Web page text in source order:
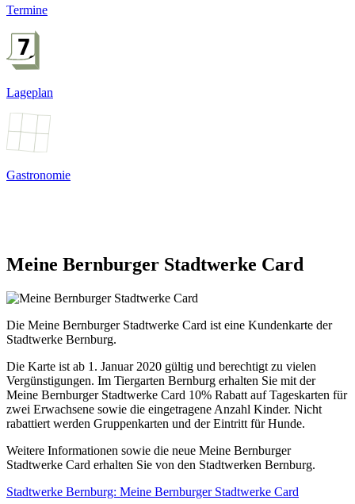
Termine
Lageplan
Gastronomie
Meine Bernburger Stadtwerke Card
Die Meine Bernburger Stadtwerke Card ist eine Kundenkarte der
Stadtwerke Bernburg.
Die Karte ist ab 1. Januar 2020 gültig und berechtigt zu vielen
Vergünstigungen. Im Tiergarten Bernburg erhalten Sie mit der
Meine Bernburger Stadtwerke Card 10% Rabatt auf Tageskarten für
zwei Erwachsene sowie die eingetragene Anzahl Kinder. Nicht
rabattiert werden Gruppenkarten und der Eintritt für Hunde.
Weitere Informationen sowie die neue Meine Bernburger
Stadtwerke Card erhalten Sie von den Stadtwerken Bernburg.
Stadtwerke Bernburg: Meine Bernburger Stadtwerke Card